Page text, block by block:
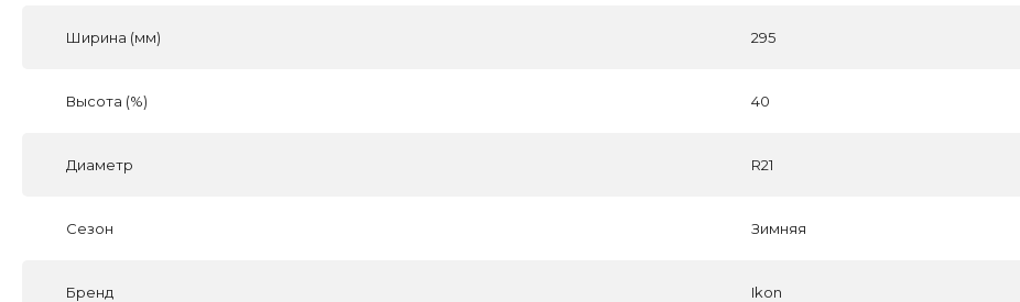
Ширина (мм) 295
Высота (%) 40
Диаметр R21
Сезон Зимняя
Бренд Ikon